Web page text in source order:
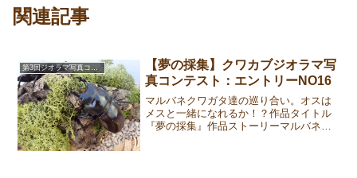
関連記事
第3回ジオラマ写真コンテスト
【夢の採集】クワカブジオラマ写
真コンテスト：エントリーNO16
マルバネクワガタ達の巡り合い。オスは
メスと一緒になれるか！？作品タイトル
『夢の採集』作品ストーリーマルバネク